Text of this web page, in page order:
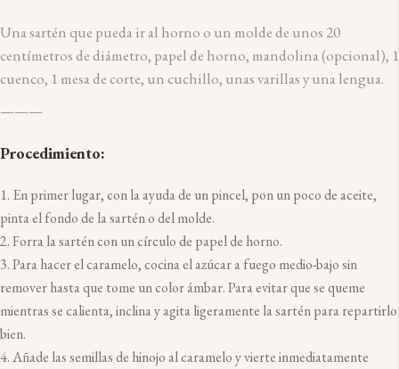
Una sartén que pueda ir al horno o un molde de unos 20
centímetros de diámetro, papel de horno, mandolina (opcional), 1
cuenco, 1 mesa de corte, un cuchillo, unas varillas y una lengua.
———
Procedimiento:
En primer lugar, con la ayuda de un pincel, pon un poco de aceite,
pinta el fondo de la sartén o del molde.
Forra la sartén con un círculo de papel de horno.
Para hacer el caramelo, cocina el azúcar a fuego medio-bajo sin
remover hasta que tome un color ámbar. Para evitar que se queme
mientras se calienta, inclina y agita ligeramente la sartén para repartirlo
bien.
Añade las semillas de hinojo al caramelo y vierte inmediatamente